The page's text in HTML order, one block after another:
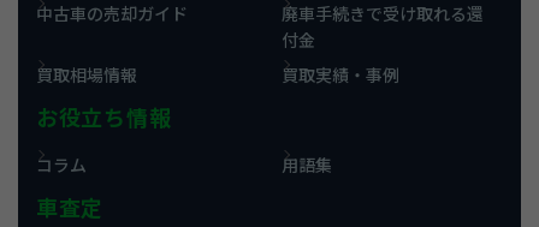
中古車の売却ガイド
廃車手続きで受け取れる還
付金
買取相場情報
買取実績・事例
お役立ち情報
コラム 用語集
車査定